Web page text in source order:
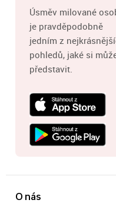
Úsměv milované
je pravděpodobně
jedním z
pohledů, jaké si
představit.
O nás